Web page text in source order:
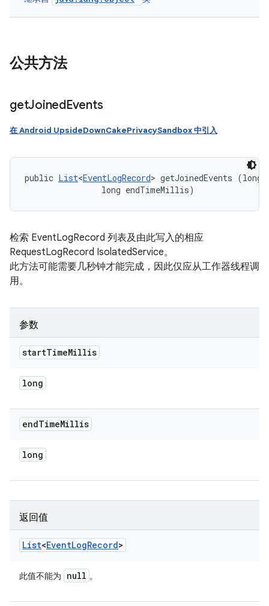
公共方法
getJoinedEvents
在 Android UpsideDownCakePrivacySandbox 中引入
public List<EventLogRecord> getJoinedEvents
                long endTimeMillis)
检索 EventLogRecord 列表及由此写入的相应
RequestLogRecord IsolatedService。
此方法可能需要几秒钟才能完成，因此仅应从工作器线程调
用。
参数
startTimeMillis
long
endTimeMillis
long
返回值
List<EventLogRecord>
此值不能为 null 。